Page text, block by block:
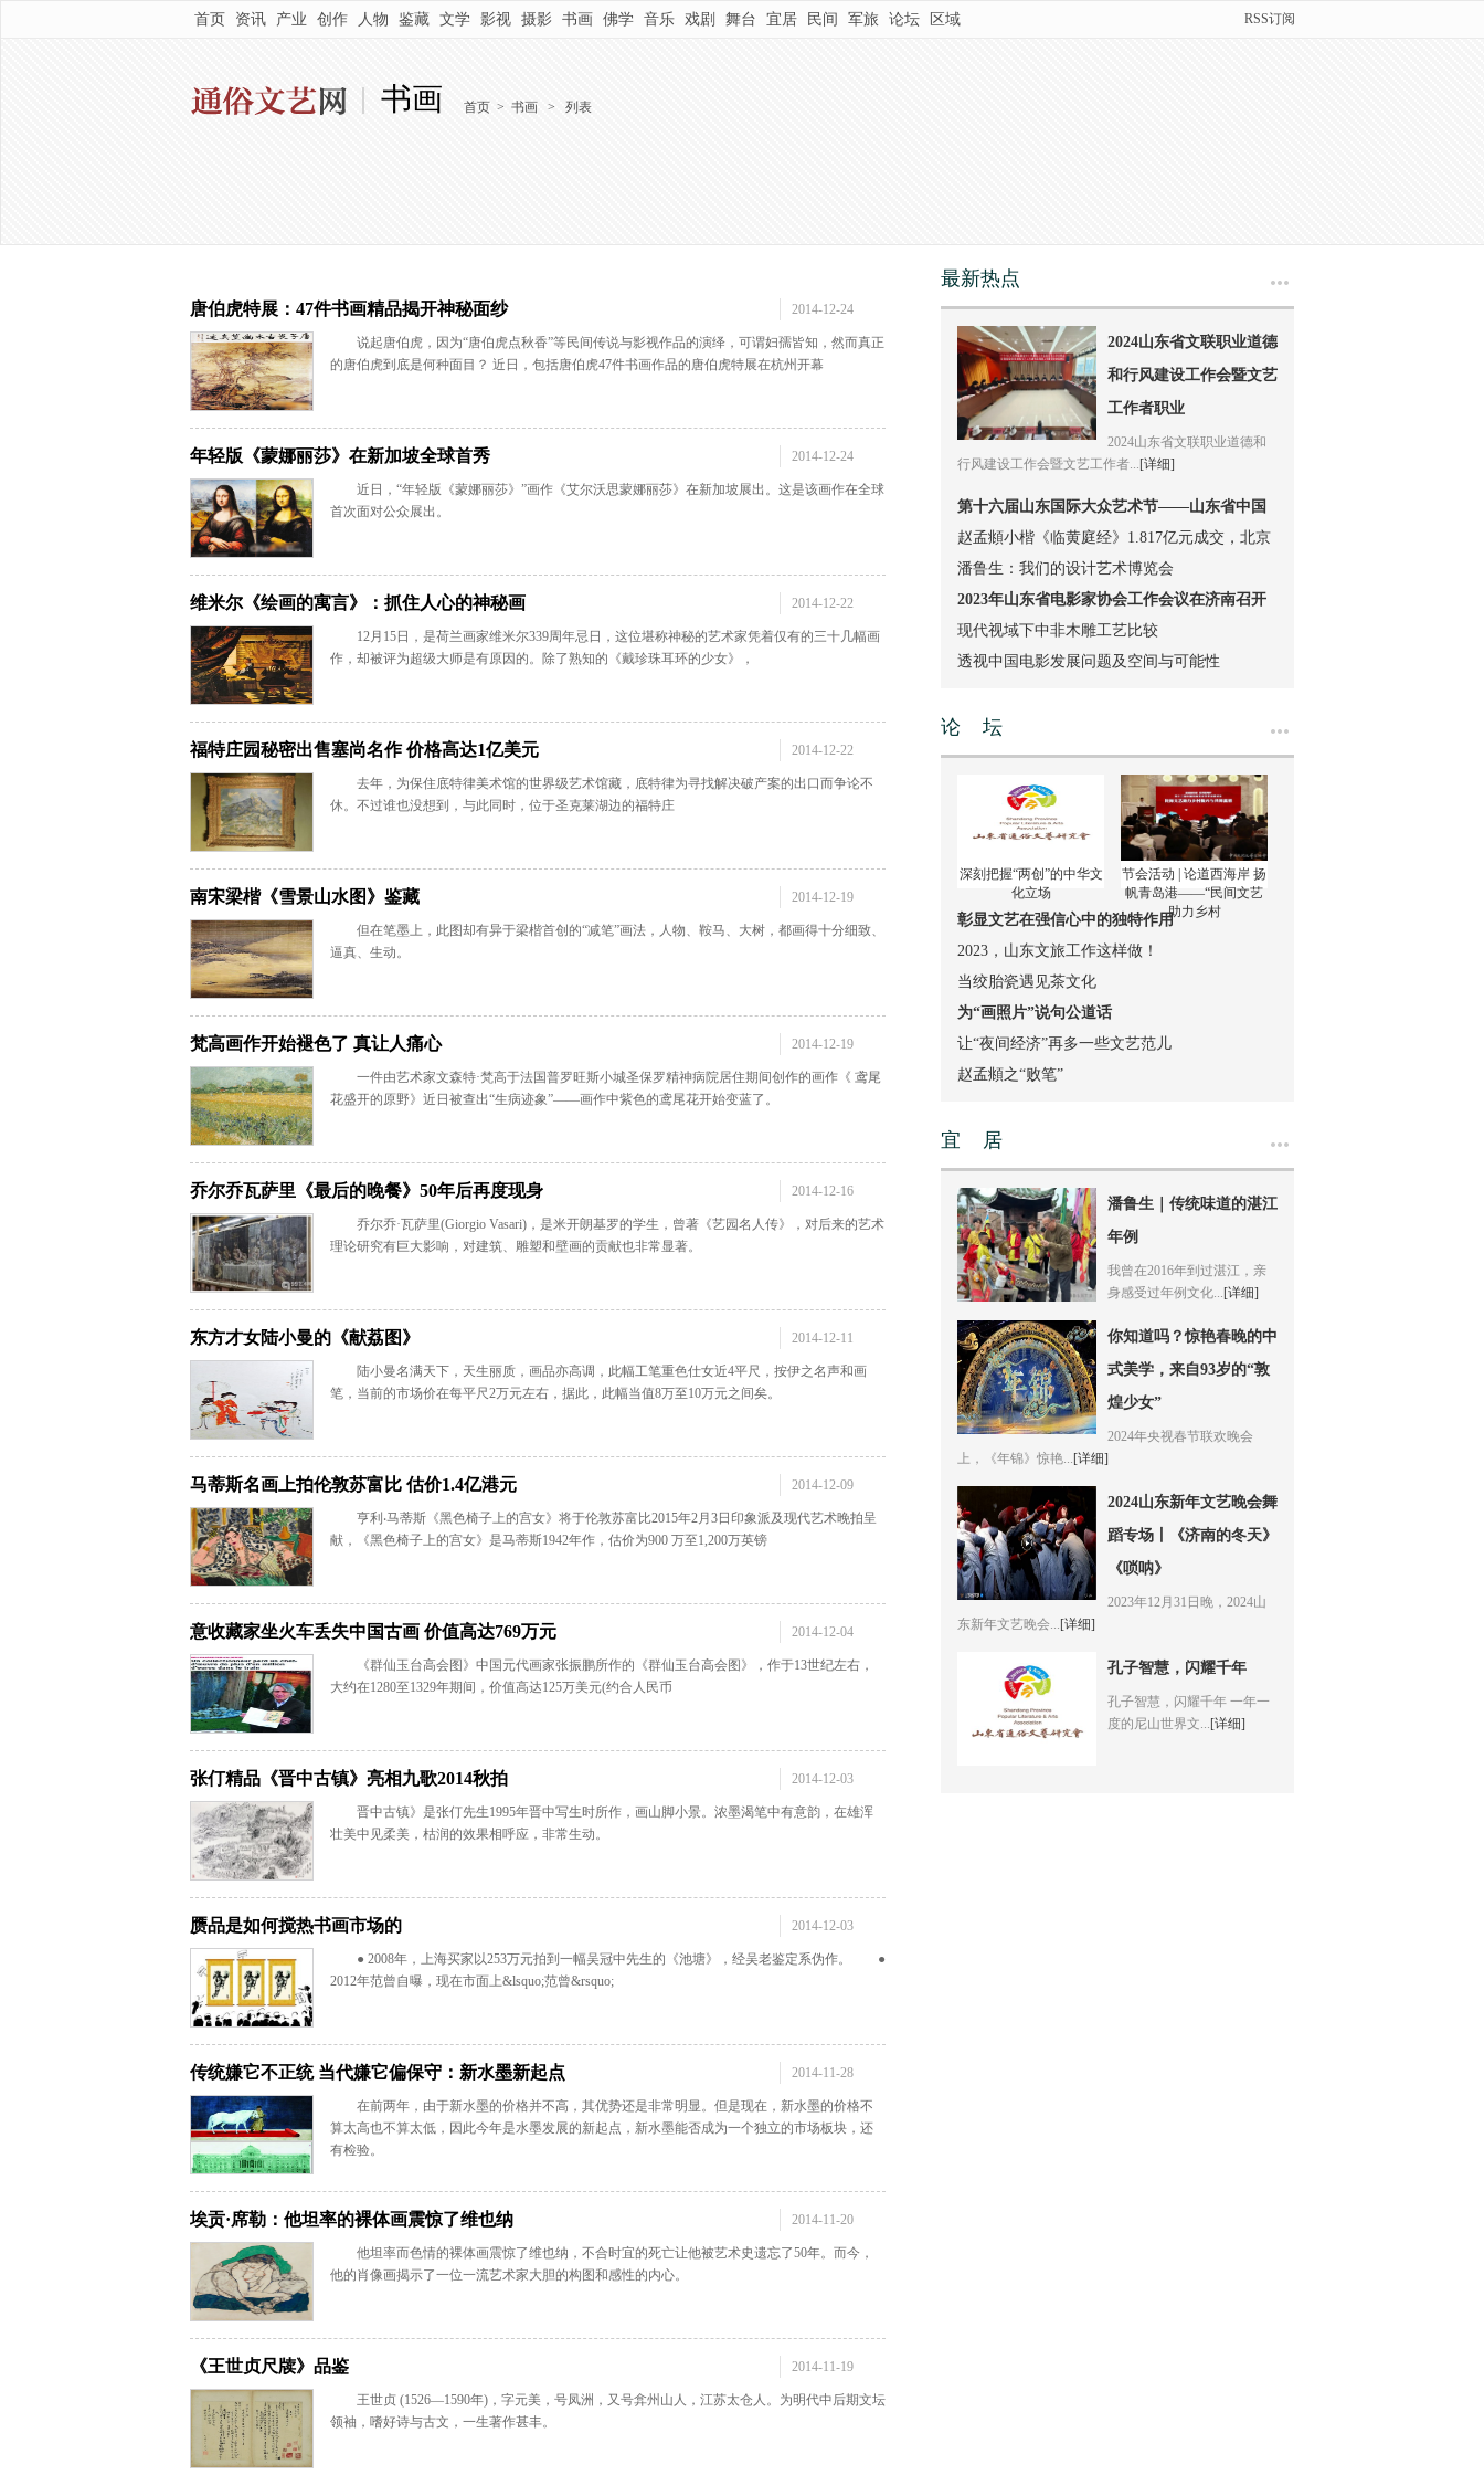
首页 资讯 产业 创作 人物 鉴藏 文学 影视 摄影 书画 佛学 音乐 戏剧 舞台 宜居 民间 军旅 论坛 区域 RSS订阅
书画 首页 > 书画 > 列表
唐伯虎特展：47件书画精品揭开神秘面纱 2014-12-24
说起唐伯虎，因为“唐伯虎点秋香”等民间传说与影视作品的演绎，可谓妇孺皆知，然而真正
的唐伯虎到底是何种面目？ 近日，包括唐伯虎47件书画作品的唐伯虎特展在杭州开幕
年轻版《蒙娜丽莎》在新加坡全球首秀 2014-12-24
近日，“年轻版《蒙娜丽莎》”画作《艾尔沃思蒙娜丽莎》在新加坡展出。这是该画作在全球
首次面对公众展出。
维米尔《绘画的寓言》：抓住人心的神秘画 2014-12-22
12月15日，是荷兰画家维米尔339周年忌日，这位堪称神秘的艺术家凭着仅有的三十几幅画
作，却被评为超级大师是有原因的。除了熟知的《戴珍珠耳环的少女》，
福特庄园秘密出售塞尚名作 价格高达1亿美元 2014-12-22
去年，为保住底特律美术馆的世界级艺术馆藏，底特律为寻找解决破产案的出口而争论不
休。不过谁也没想到，与此同时，位于圣克莱湖边的福特庄
南宋梁楷《雪景山水图》鉴藏 2014-12-19
但在笔墨上，此图却有异于梁楷首创的“减笔”画法，人物、鞍马、大树，都画得十分细致、
逼真、生动。
梵高画作开始褪色了 真让人痛心 2014-12-19
一件由艺术家文森特·梵高于法国普罗旺斯小城圣保罗精神病院居住期间创作的画作《 鸢尾
花盛开的原野》近日被查出“生病迹象”——画作中紫色的鸢尾花开始变蓝了。
乔尔乔瓦萨里《最后的晚餐》50年后再度现身 2014-12-16
乔尔乔·瓦萨里(Giorgio Vasari)，是米开朗基罗的学生，曾著《艺园名人传》，对后来的艺术
理论研究有巨大影响，对建筑、雕塑和壁画的贡献也非常显著。
东方才女陆小曼的《献荔图》 2014-12-11
陆小曼名满天下，天生丽质，画品亦高调，此幅工笔重色仕女近4平尺，按伊之名声和画
笔，当前的市场价在每平尺2万元左右，据此，此幅当值8万至10万元之间矣。
马蒂斯名画上拍伦敦苏富比 估价1.4亿港元 2014-12-09
亨利‧马蒂斯《黑色椅子上的宫女》将于伦敦苏富比2015年2月3日印象派及现代艺术晚拍呈
献，《黑色椅子上的宫女》是马蒂斯1942年作，估价为900 万至1,200万英镑
意收藏家坐火车丢失中国古画 价值高达769万元 2014-12-04
《群仙玉台高会图》中国元代画家张振鹏所作的《群仙玉台高会图》，作于13世纪左右，
大约在1280至1329年期间，价值高达125万美元(约合人民币
张仃精品《晋中古镇》亮相九歌2014秋拍 2014-12-03
晋中古镇》是张仃先生1995年晋中写生时所作，画山脚小景。浓墨渴笔中有意韵，在雄浑
壮美中见柔美，枯润的效果相呼应，非常生动。
赝品是如何搅热书画市场的 2014-12-03
● 2008年，上海买家以253万元拍到一幅吴冠中先生的《池塘》，经吴老鉴定系伪作。 ●
2012年范曾自曝，现在市面上&lsquo;范曾&rsquo;
传统嫌它不正统 当代嫌它偏保守：新水墨新起点 2014-11-28
在前两年，由于新水墨的价格并不高，其优势还是非常明显。但是现在，新水墨的价格不
算太高也不算太低，因此今年是水墨发展的新起点，新水墨能否成为一个独立的市场板块，还
有检验。
埃贡·席勒：他坦率的裸体画震惊了维也纳 2014-11-20
他坦率而色情的裸体画震惊了维也纳，不合时宜的死亡让他被艺术史遗忘了50年。而今，
他的肖像画揭示了一位一流艺术家大胆的构图和感性的内心。
《王世贞尺牍》品鉴 2014-11-19
王世贞 (1526—1590年)，字元美，号凤洲，又号弇州山人，江苏太仓人。为明代中后期文坛
领袖，嗜好诗与古文，一生著作甚丰。
最新热点
2024山东省文联职业道德
和行风建设工作会暨文艺
工作者职业
2024山东省文联职业道德和
行风建设工作会暨文艺工作者...[详细]
第十六届山东国际大众艺术节——山东省中国
当代烙画·葫芦
赵孟頫小楷《临黄庭经》1.817亿元成交，北京
保利2023春拍古
潘鲁生：我们的设计艺术博览会
2023年山东省电影家协会工作会议在济南召开
现代视域下中非木雕工艺比较
透视中国电影发展问题及空间与可能性
论 坛
深刻把握“两创”的中华文
化立场
节会活动 | 论道西海岸 扬
帆青岛港——“民间文艺
助力乡村
彰显文艺在强信心中的独特作用
2023，山东文旅工作这样做！
当绞胎瓷遇见茶文化
为“画照片”说句公道话
让“夜间经济”再多一些文艺范儿
赵孟頫之“败笔”
宜 居
潘鲁生｜传统味道的湛江
年例
我曾在2016年到过湛江，亲
身感受过年例文化...[详细]
你知道吗？惊艳春晚的中
式美学，来自93岁的“敦
煌少女”
2024年央视春节联欢晚会
上，《年锦》惊艳...[详细]
2024山东新年文艺晚会舞
蹈专场丨《济南的冬天》
《唢呐》
2023年12月31日晚，2024山
东新年文艺晚会...[详细]
孔子智慧，闪耀千年
孔子智慧，闪耀千年 一年一
度的尼山世界文...[详细]